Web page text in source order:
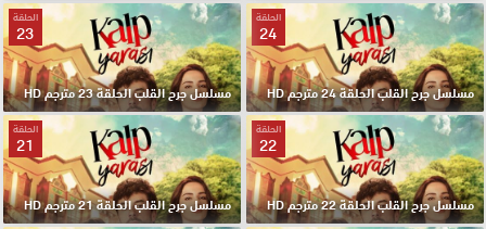
الحلقة
24
مسلسل جرح القلب الحلقة 24 مترجم HD
الحلقة
23
مسلسل جرح القلب الحلقة 23 مترجم HD
الحلقة
22
مسلسل جرح القلب الحلقة 22 مترجم HD
الحلقة
21
مسلسل جرح القلب الحلقة 21 مترجم HD